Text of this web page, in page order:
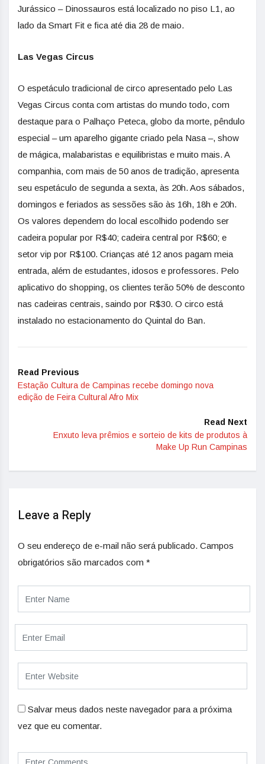
Jurássico – Dinossauros está localizado no piso L1, ao
lado da Smart Fit e fica até dia 28 de maio.
Las Vegas Circus
O espetáculo tradicional de circo apresentado pelo Las
Vegas Circus conta com artistas do mundo todo, com
destaque para o Palhaço Peteca, globo da morte, pêndulo
especial – um aparelho gigante criado pela Nasa –, show
de mágica, malabaristas e equilibristas e muito mais. A
companhia, com mais de 50 anos de tradição, apresenta
seu espetáculo de segunda a sexta, às 20h. Aos sábados,
domingos e feriados as sessões são às 16h, 18h e 20h.
Os valores dependem do local escolhido podendo ser
cadeira popular por R$40; cadeira central por R$60; e
setor vip por R$100. Crianças até 12 anos pagam meia
entrada, além de estudantes, idosos e professores. Pelo
aplicativo do shopping, os clientes terão 50% de desconto
nas cadeiras centrais, saindo por R$30. O circo está
instalado no estacionamento do Quintal do Ban.
Read Previous
Estação Cultura de Campinas recebe domingo nova
edição de Feira Cultural Afro Mix
Read Next
Enxuto leva prêmios e sorteio de kits de produtos à
Make Up Run Campinas
Leave a Reply
O seu endereço de e-mail não será publicado. Campos
obrigatórios são marcados com *
Salvar meus dados neste navegador para a próxima
vez que eu comentar.